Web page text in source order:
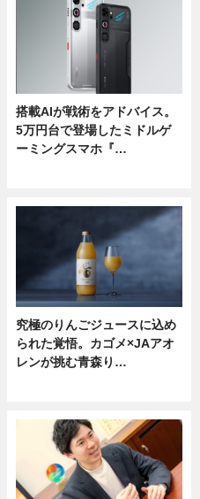
搭載AIが戦術をアドバイス。
5万円台で登場したミドルゲ
ーミングスマホ『…
究極のりんごジュースに込め
られた覚悟。カゴメ×JAアオ
レンが挑む青森り…